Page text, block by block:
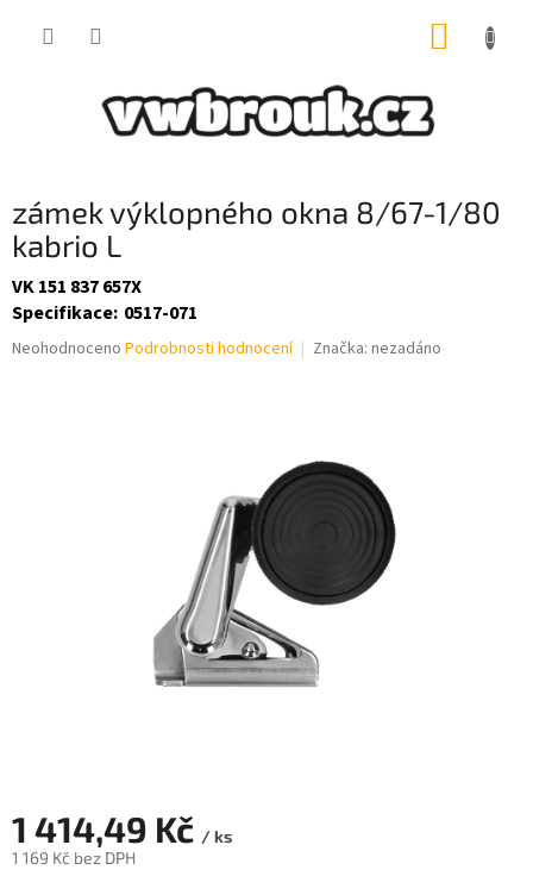
zámek výklopného okna 8/67-1/80
kabrio L
VK 151 837 657X
Specifikace: 0517-071
Průměrné
Neohodnoceno Podrobnosti hodnocení Značka: nezadáno
1 414,49 Kč / ks
1 169 Kč bez DPH